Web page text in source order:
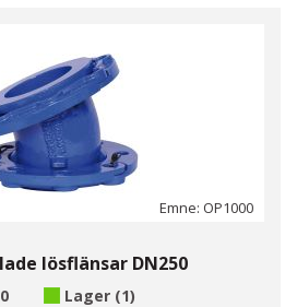
Emne: OP1000
lösflänsar DN250
Lager (1)